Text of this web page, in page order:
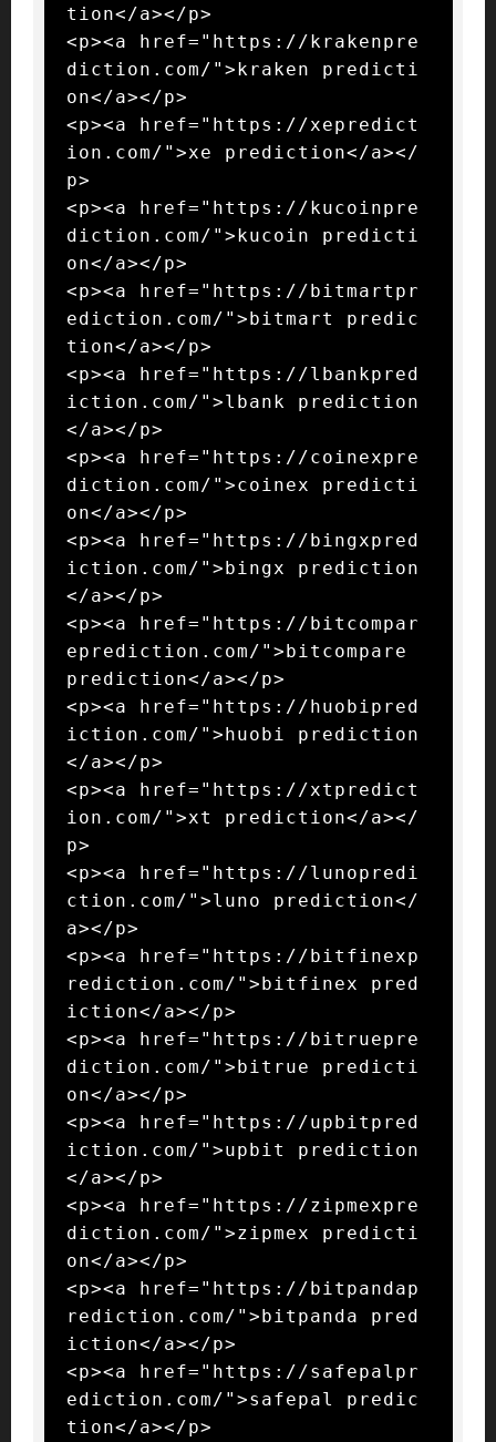
tion</a></p>
<p><a href="https://krakenpre
diction.com/">kraken predicti
on</a></p>
<p><a href="https://xepredict
ion.com/">xe prediction</a></
p>
<p><a href="https://kucoinpre
diction.com/">kucoin predicti
on</a></p>
<p><a href="https://bitmartpr
ediction.com/">bitmart predic
tion</a></p>
<p><a href="https://lbankpred
iction.com/">lbank prediction
</a></p>
<p><a href="https://coinexpre
diction.com/">coinex predicti
on</a></p>
<p><a href="https://bingxpred
iction.com/">bingx prediction
</a></p>
<p><a href="https://bitcompar
eprediction.com/">bitcompare
prediction</a></p>
<p><a href="https://huobipred
iction.com/">huobi prediction
</a></p>
<p><a href="https://xtpredict
ion.com/">xt prediction</a></
p>
<p><a href="https://lunopredi
ction.com/">luno prediction</
a></p>
<p><a href="https://bitfinexp
rediction.com/">bitfinex pred
iction</a></p>
<p><a href="https://bitruepre
diction.com/">bitrue predicti
on</a></p>
<p><a href="https://upbitpred
iction.com/">upbit prediction
</a></p>
<p><a href="https://zipmexpre
diction.com/">zipmex predicti
on</a></p>
<p><a href="https://bitpandap
rediction.com/">bitpanda pred
iction</a></p>
<p><a href="https://safepalpr
ediction.com/">safepal predic
tion</a></p>